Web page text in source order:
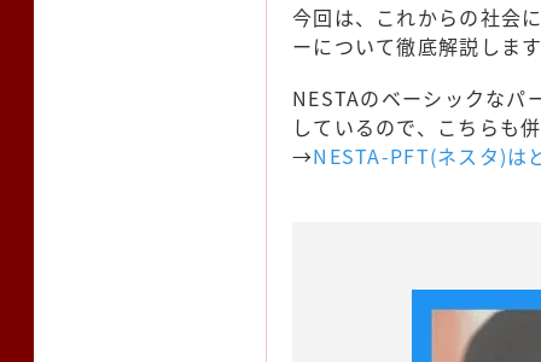
今回は、これからの社会
ーについて徹底解説しま
NESTAのベーシックなパ
しているので、こちらも
→NESTA-PFT(ネスタ)は